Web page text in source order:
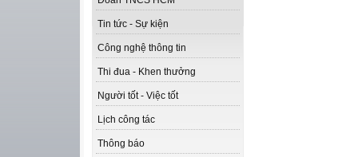
Tin tức - Sự kiện
Công nghệ thông tin
Thi đua - Khen thưởng
Người tốt - Việc tốt
Lịch công tác
Thông báo